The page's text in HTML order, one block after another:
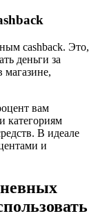
cashback. Это,
деньги за
вам
категориям
В идеале
и